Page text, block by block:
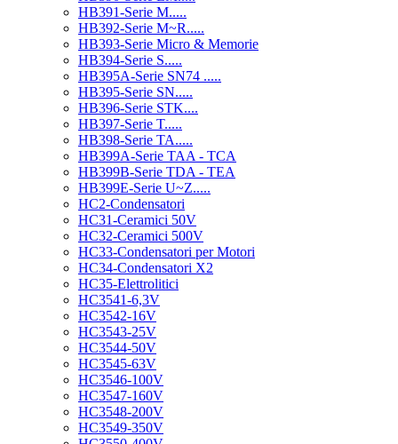
HB391-Serie M.....
HB392-Serie M~R.....
HB393-Serie Micro & Memorie
HB394-Serie S.....
HB395A-Serie SN74 .....
HB395-Serie SN.....
HB396-Serie STK....
HB397-Serie T.....
HB398-Serie TA.....
HB399A-Serie TAA - TCA
HB399B-Serie TDA - TEA
HB399E-Serie U~Z.....
HC2-Condensatori
HC31-Ceramici 50V
HC32-Ceramici 500V
HC33-Condensatori per Motori
HC34-Condensatori X2
HC35-Elettrolitici
HC3541-6,3V
HC3542-16V
HC3543-25V
HC3544-50V
HC3545-63V
HC3546-100V
HC3547-160V
HC3548-200V
HC3549-350V